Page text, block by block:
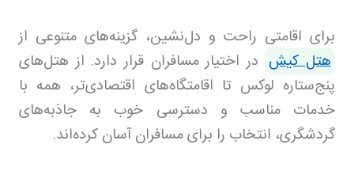
برای اقامتی راحت و دل‌نشین، گزینه‌های متنوعی از
هتل کیش در اختیار مسافران قرار دارد. از هتل‌های
پنج‌ستاره لوکس تا اقامتگاه‌های اقتصادی‌تر، همه با
خدمات مناسب و دسترسی خوب به جاذبه‌های
گردشگری، انتخاب را برای مسافران آسان کرده‌اند.